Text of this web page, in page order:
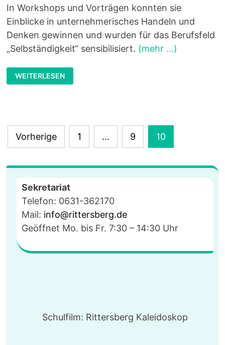
In Workshops und Vorträgen konnten sie
Einblicke in unternehmerisches Handeln und
Denken gewinnen und wurden für das Berufsfeld
„Selbständigkeit“ sensibilisiert. (mehr …)
„EXPEDITION
GRÜNDUNG“
IM
WEITERLESEN
Seitennummerierung
der
Beiträge
Vorherige 1 … 9 10
Sekretariat
Telefon: 0631-362170
Mail: info@rittersberg.de
Geöffnet Mo. bis Fr. 7:30 – 14:30 Uhr
Schulfilm: Rittersberg Kaleidoskop